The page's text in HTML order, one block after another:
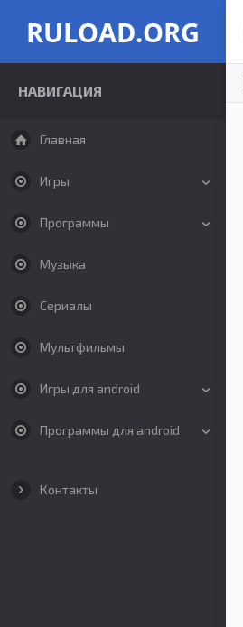
RULOAD.ORG
НАВИГАЦИЯ
Главная
Игры
Программы
Музыка
Сериалы
Мультфильмы
Игры для android
Программы для android
Контакты